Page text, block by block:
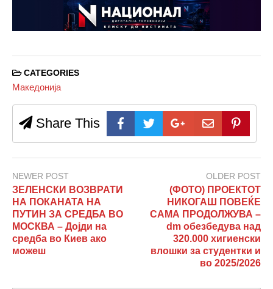
CATEGORIES
Македонија
Share This
NEWER POST
ЗЕЛЕНСКИ ВОЗВРАТИ
НА ПОКАНАТА НА
ПУТИН ЗА СРЕДБА ВО
МОСКВА – Дојди на
средба во Киев ако
можеш
OLDER POST
(ФОТО) ПРОЕКТОТ
НИКОГАШ ПОВЕЌЕ
САМА ПРОДОЛЖУВА –
dm обезбедува над
320.000 хигиенски
влошки за студентки и
во 2025/2026